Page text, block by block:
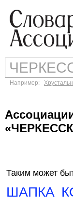
Например:
Таким может
ШАПКА